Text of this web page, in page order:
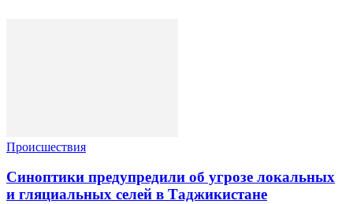
Происшествия
Синоптики предупредили об угрозе локальных
и гляциальных селей в Таджикистане